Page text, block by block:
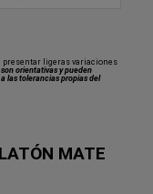
presentar ligeras variaciones
orientativas y pueden
las tolerancias propias del
MATE